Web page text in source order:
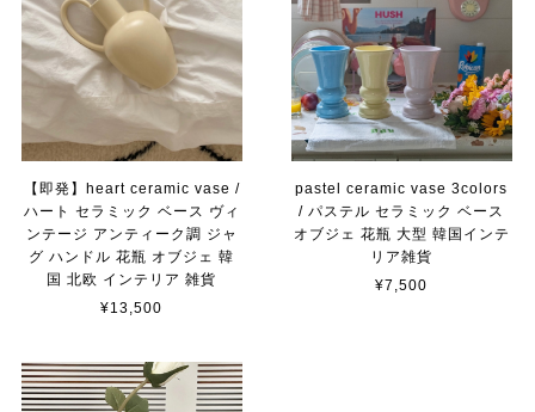
【即発】heart ceramic vase /
ハート セラミック ベース ヴィ
ンテージ アンティーク調 ジャ
グ ハンドル 花瓶 オブジェ 韓
国 北欧 インテリア 雑貨
¥13,500
pastel ceramic vase 3colors
/ パステル セラミック ベース
オブジェ 花瓶 大型 韓国インテ
リア雑貨
¥7,500